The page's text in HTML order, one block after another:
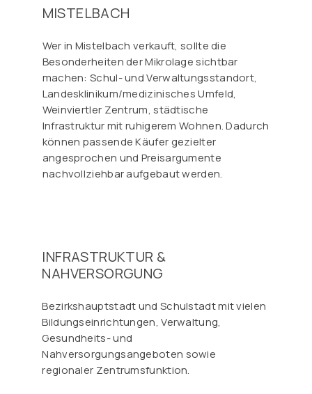
MISTELBACH
Wer in Mistelbach verkauft, sollte die
Besonderheiten der Mikrolage sichtbar
machen: Schul- und Verwaltungsstandort,
Landesklinikum/medizinisches Umfeld,
Weinviertler Zentrum, städtische
Infrastruktur mit ruhigerem Wohnen. Dadurch
können passende Käufer gezielter
angesprochen und Preisargumente
nachvollziehbar aufgebaut werden.
INFRASTRUKTUR &
NAHVERSORGUNG
Bezirkshauptstadt und Schulstadt mit vielen
Bildungseinrichtungen, Verwaltung,
Gesundheits- und
Nahversorgungsangeboten sowie
regionaler Zentrumsfunktion.